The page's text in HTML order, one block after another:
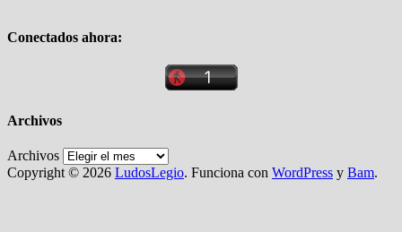
Conectados ahora:
Archivos
Archivos
Copyright © 2026 LudosLegio. Funciona con WordPress y Bam.